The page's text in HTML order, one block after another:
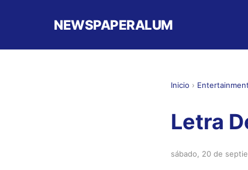
NEWSPAPERALUM
Inicio › Entertainment
Letra
sábado, 20 de